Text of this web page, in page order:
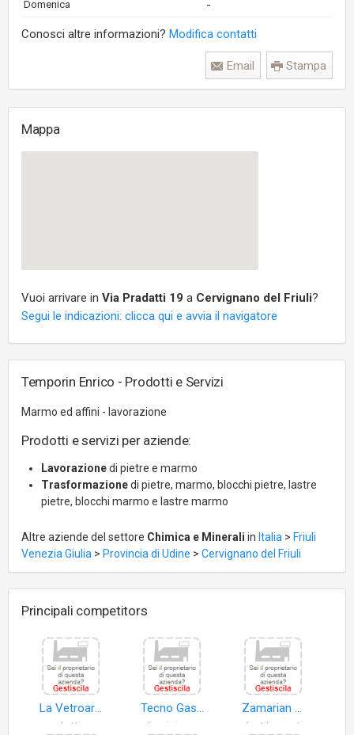
Domenica -
Conosci altre informazioni? Modifica contatti
Stampa
Email
Mappa
Vuoi arrivare in Via Pradatti 19 a Cervignano del Friuli?
Segui le indicazioni: clicca qui e avvia il navigatore
Temporin Enrico - Prodotti e Servizi
Marmo ed affini - lavorazione
Prodotti e servizi per aziende:
Lavorazionedi pietre e marmo
Trasformazionedi pietre, marmo, blocchi pietre, lastre
pietre, blocchi marmo e lastre marmo
Altre aziende del settore Chimica e Minerali in Italia > Friuli
Venezia Giulia > Provincia di Udine > Cervignano del Friuli
Principali competitors
La Vetroartigiana S.a.s. di Roberto e Andrea Grigollo & C
Tecno Gas Friuli di Moderz & Gerometta S.n.c
Zamarian Agricoltura S.r.l
fertilizzanti